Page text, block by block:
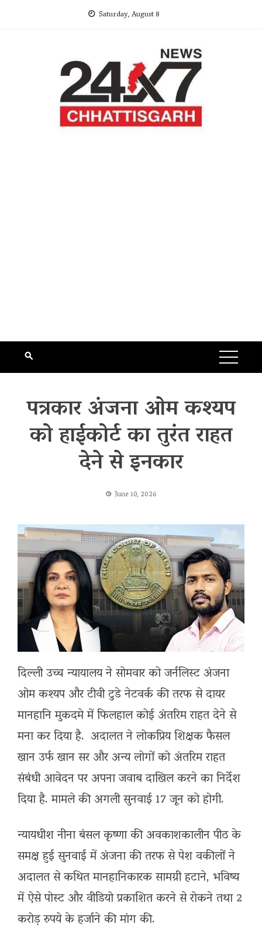
Saturday, August 8
पत्रकार अंजना ओम कश्यप
को हाईकोर्ट का तुरंत राहत
देने से इनकार
June 10, 2026
दिल्ली उच्च न्यायालय ने सोमवार को जर्नलिस्ट अंजना
ओम कश्यप और टीवी टुडे नेटवर्क की तरफ से दायर
मानहानि मुकदमे में फिलहाल कोई अंतरिम राहत देने से
मना कर दिया है. अदालत ने लोकप्रिय शिक्षक फैसल
खान उर्फ खान सर और अन्य लोगों को अंतरिम राहत
संबंधी आवेदन पर अपना जवाब दाखिल करने का निर्देश
दिया है. मामले की अगली सुनवाई 17 जून को होगी.
न्यायधीश नीना बंसल कृष्णा की अवकाशकालीन पीठ के
समक्ष हुई सुनवाई में अंजना की तरफ से पेश वकीलों ने
अदालत से कथित मानहानिकारक सामग्री हटाने, भविष्य
में ऐसे पोस्ट और वीडियो प्रकाशित करने से रोकने तथा 2
करोड़ रुपये के हर्जाने की मांग की.